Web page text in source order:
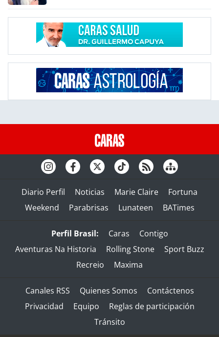
Diario Perfil Noticias Marie Claire
Fortuna
Weekend
Parabrisas Lunateen BATimes
Perfil Brasil: Caras
Contigo
Aventuras Na Historia
Rolling Stone
Sport Buzz
Recreio
Maxima
Canales RSS Quienes Somos
Contáctenos
Privacidad
Equipo
Reglas de participación
Tránsito